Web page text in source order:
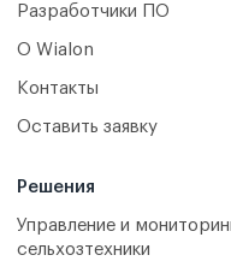
Разработчики ПО
О Wialon
Контакты
Оставить заявку
Решения
Управление и
сельхозтехники